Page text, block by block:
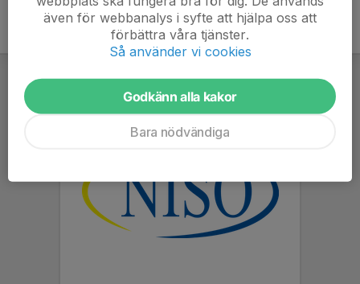
även för webbanalys i syfte att hjälpa oss att
förbättra våra tjänster.
Så använder vi cookies
Godkänn alla kakor
Bara nödvändiga